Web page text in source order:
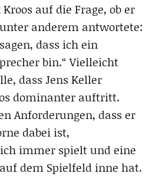
auf die Frage, ob er
anderem antwortete:
dass ich ein
bin.“ Vielleicht
dass Jens Keller
dominanter auftritt.
Anforderungen, dass er
dabei ist,
immer spielt und eine
dem Spielfeld inne hat.